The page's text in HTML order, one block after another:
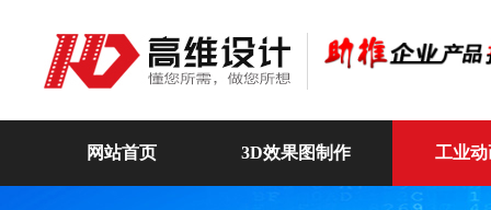
网站首页 3D效果图制作 工业